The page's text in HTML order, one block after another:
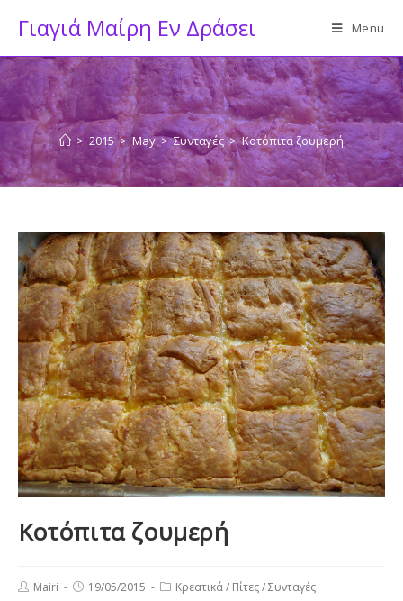
content
Γιαγιά Μαίρη Εν Δράσει Menu
> 2015 > May > Συνταγές > Κοτόπιτα ζουμερή
Κοτόπιτα ζουμερή
PostMairi
Post19/05/2015
PostΚρεατικά/ Πίτες/Συνταγές